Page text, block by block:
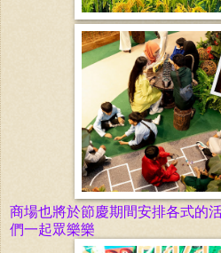
商場也將於節慶期間安排各式的
們一起眾樂樂